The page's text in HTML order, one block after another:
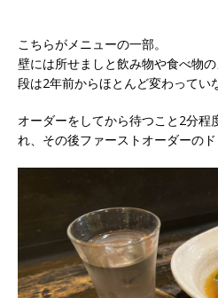
こちらがメニューの一部。
壁には所せましと飲み物や食べ物
段は2年前からほとんど変わってい
オーダーをしてから待つこと2分程
れ、その後ファーストオーダーのド